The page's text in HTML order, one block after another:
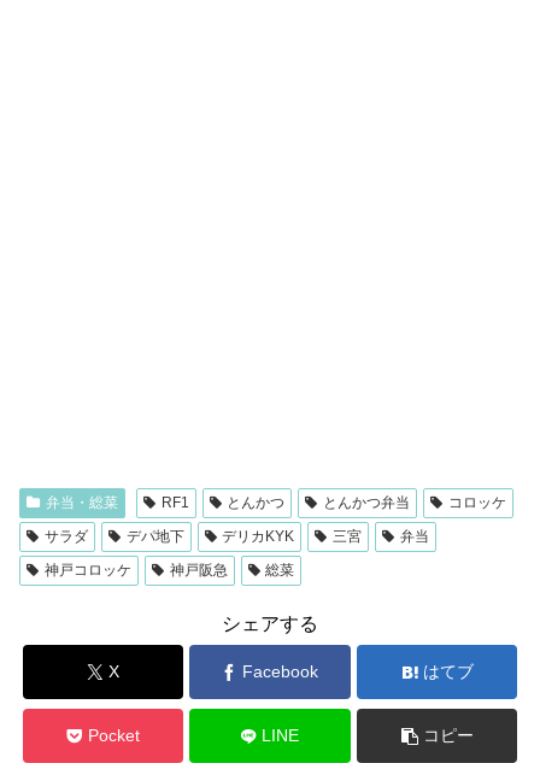
弁当・総菜 RF1 とんかつ とんかつ弁当
コロッケ
サラダ
デパ地下 デリカKYK 三宮
弁当
神戸コロッケ
神戸阪急 総菜
シェアする
X Facebook はてブ
Pocket LINE コピー